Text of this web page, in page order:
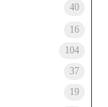
40
16
104
37
19